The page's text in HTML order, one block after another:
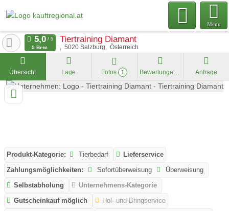
Menu
Tiertraining Diamant
5020 Salzburg Österreich
5 Bew.
Übersicht Lage Fotos 1 Bewertungen Anfrage
Produkt-Kategorie: Tierbedarf
Lieferservice
Zahlungsmöglichkeiten:
Sofortüberweisung
Überweisung
Selbstabholung
Unternehmens-Kategorie
Gutscheinkauf möglich
Hol- und Bringservice